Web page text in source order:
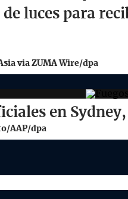
de luces para
via ZUMA Wire/dpa
en
AAP/dpa